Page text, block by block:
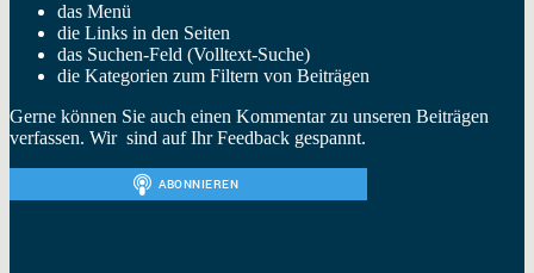
das Menü
die Links in den Seiten
das Suchen-Feld (Volltext-Suche)
die Kategorien zum Filtern von Beiträgen
Gerne können Sie auch einen Kommentar zu unseren Beiträgen
verfassen. Wir sind auf Ihr Feedback gespannt.